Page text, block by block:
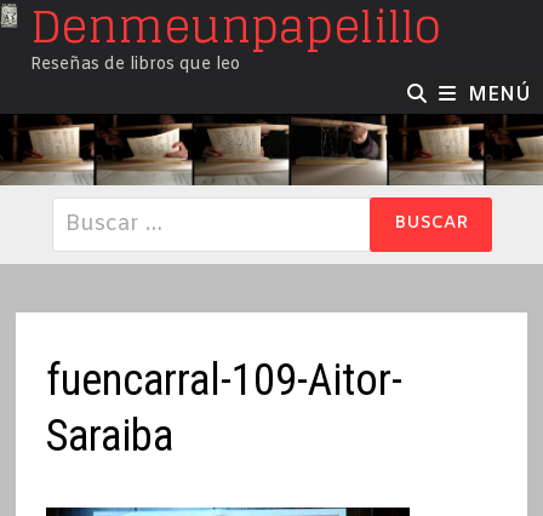
SaltarDenmeunpapelillo
Reseñas de libros que leo
MENÚ
Buscar:
fuencarral-109-Aitor-
Saraiba